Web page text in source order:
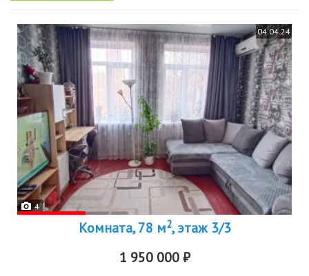
04.04.24
4
Комната, 78 м2, этаж 3/3
1 950 000 ₽